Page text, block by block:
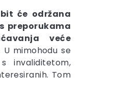
će održana
preporukama
veće
U mimohodu se
invaliditetom,
Tom